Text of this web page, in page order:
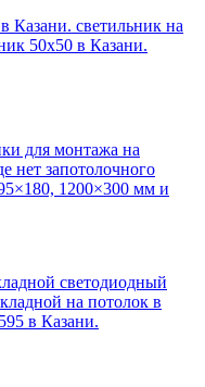
Казани. светильник на
50х50 в Казани.
для монтажа на
нет запотолочного
1200×300 мм и
светодиодный
на потолок в
в Казани.